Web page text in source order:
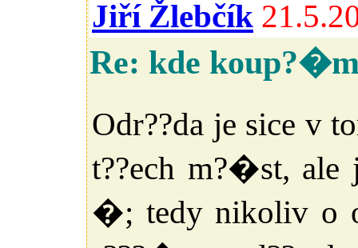
Jiří Žlebčík
Re: kde
Odr??da je sice v
t??ech m?�st,
�; tedy nikoliv o